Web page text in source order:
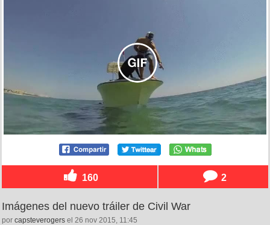
160 2
Imágenes del nuevo tráiler de Civil War
por capsteverogers el 26 nov 2015, 11:45